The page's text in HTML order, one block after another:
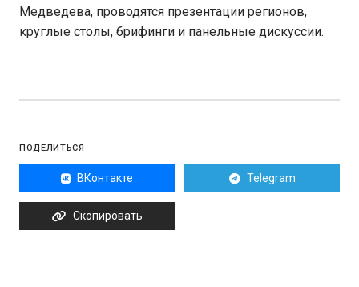
Медведева, проводятся презентации регионов,
круглые столы, брифинги и панельные дискуссии.
ПОДЕЛИТЬСЯ
ВКонтакте Telegram
Скопировать